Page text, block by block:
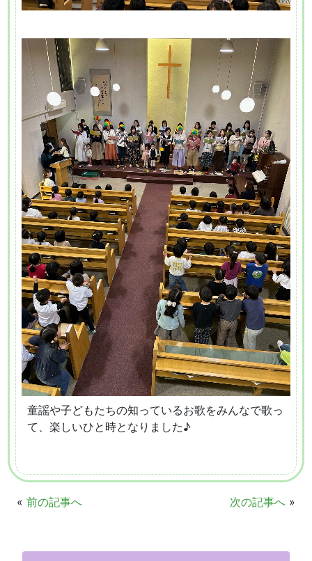
童謡や子どもたちの知っているお歌をみんなで歌っ
て、楽しいひと時となりました♪
« 前の記事へ 次の記事へ »